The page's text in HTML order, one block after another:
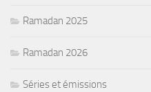
Ramadan 2025
Ramadan 2026
Séries et émissions